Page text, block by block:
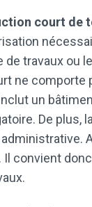
court de
travaux ou
ne
un
De
convient